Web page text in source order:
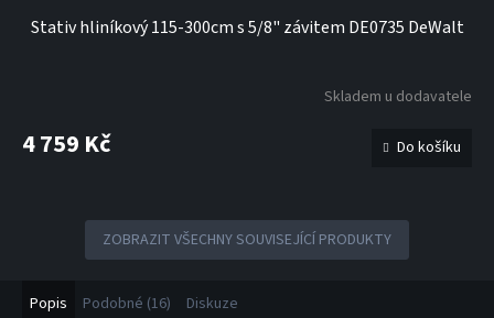
Stativ hliníkový 115-300cm s 5/8" závitem DE0735 DeWalt
Skladem u dodavatele
4 759 Kč Do košíku
ZOBRAZIT VŠECHNY SOUVISEJÍCÍ PRODUKTY
Popis Podobné (16) Diskuze